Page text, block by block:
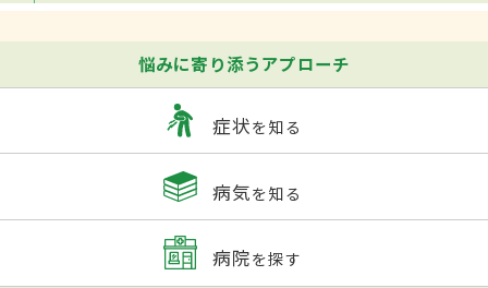
悩みに寄り添うアプローチ
症状を知る
病気を知る
病院を探す